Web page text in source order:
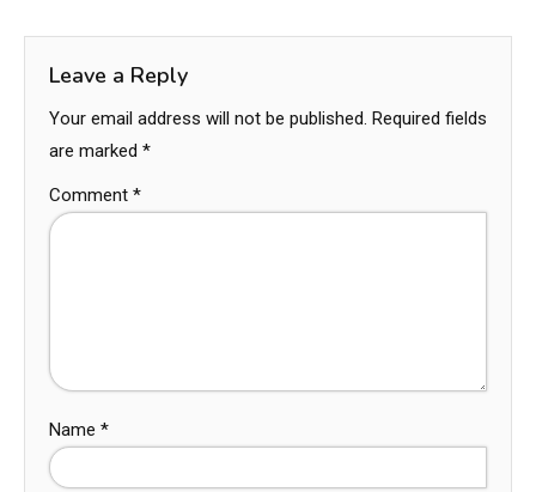
Leave a Reply
Your email address will not be published. Required fields
are marked *
Comment *
Name *